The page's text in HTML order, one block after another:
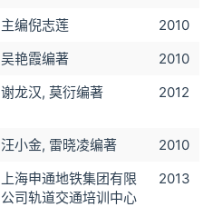
主编倪志莲
2010
吴艳霞编著
2010
谢龙汉, 莫衍编著 2012
汪小金, 雷晓凌编著
2010
上海申通地铁集团有限
公司轨道交通培训中心
2013